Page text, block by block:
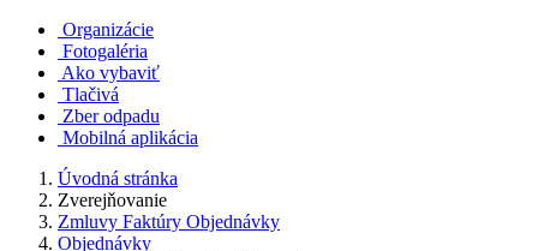
Organizácie
Fotogaléria
Ako vybaviť
Tlačivá
Zber odpadu
Mobilná aplikácia
Úvodná stránka
Zverejňovanie
Zmluvy Faktúry Objednávky
Objednávky